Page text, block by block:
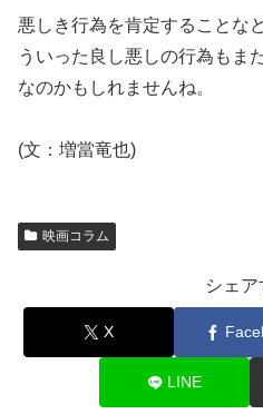
悪しき行為を肯定することな
ういった良し悪しの行為もま
なのかもしれませんね。
(文：増當竜也)
映画コラム
シェア
X
LINE